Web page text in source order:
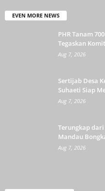
EVEN MORE NEWS
PHR Tanam
Tegaskan
Aug 7, 2026
Sertijab Desa
Suhaeti Siap
Aug 7, 2026
Terungkap dari
Mandau
Aug 7, 2026